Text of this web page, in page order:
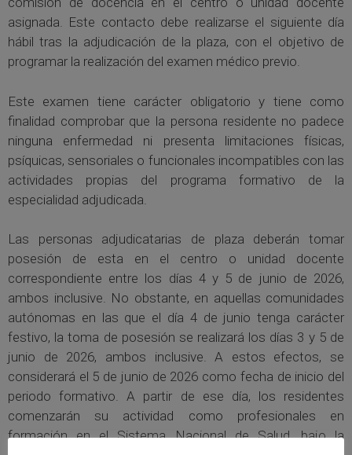
asignada. Este contacto debe realizarse el siguiente día
hábil tras la adjudicación de la plaza, con el objetivo de
programar la realización del examen médico previo.
Este examen tiene carácter obligatorio y tiene como
finalidad comprobar que la persona residente no padece
ninguna enfermedad ni presenta limitaciones físicas,
psíquicas, sensoriales o funcionales incompatibles con las
actividades propias del programa formativo de la
especialidad adjudicada.
Las personas adjudicatarias de plaza deberán tomar
posesión de esta en el centro o unidad docente
correspondiente entre los días 4 y 5 de junio de 2026,
ambos inclusive. No obstante, en aquellas comunidades
autónomas en las que el día 4 de junio tenga carácter
festivo, la toma de posesión se realizará los días 3 y 5 de
junio de 2026, ambos inclusive. A estos efectos, se
considerará el 5 de junio de 2026 como fecha de inicio del
periodo formativo. A partir de ese día, los residentes
comenzarán su actividad como profesionales en
formación en el Sistema Nacional de Salud, bajo la